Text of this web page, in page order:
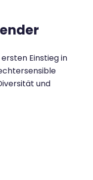
Einstieg in
und